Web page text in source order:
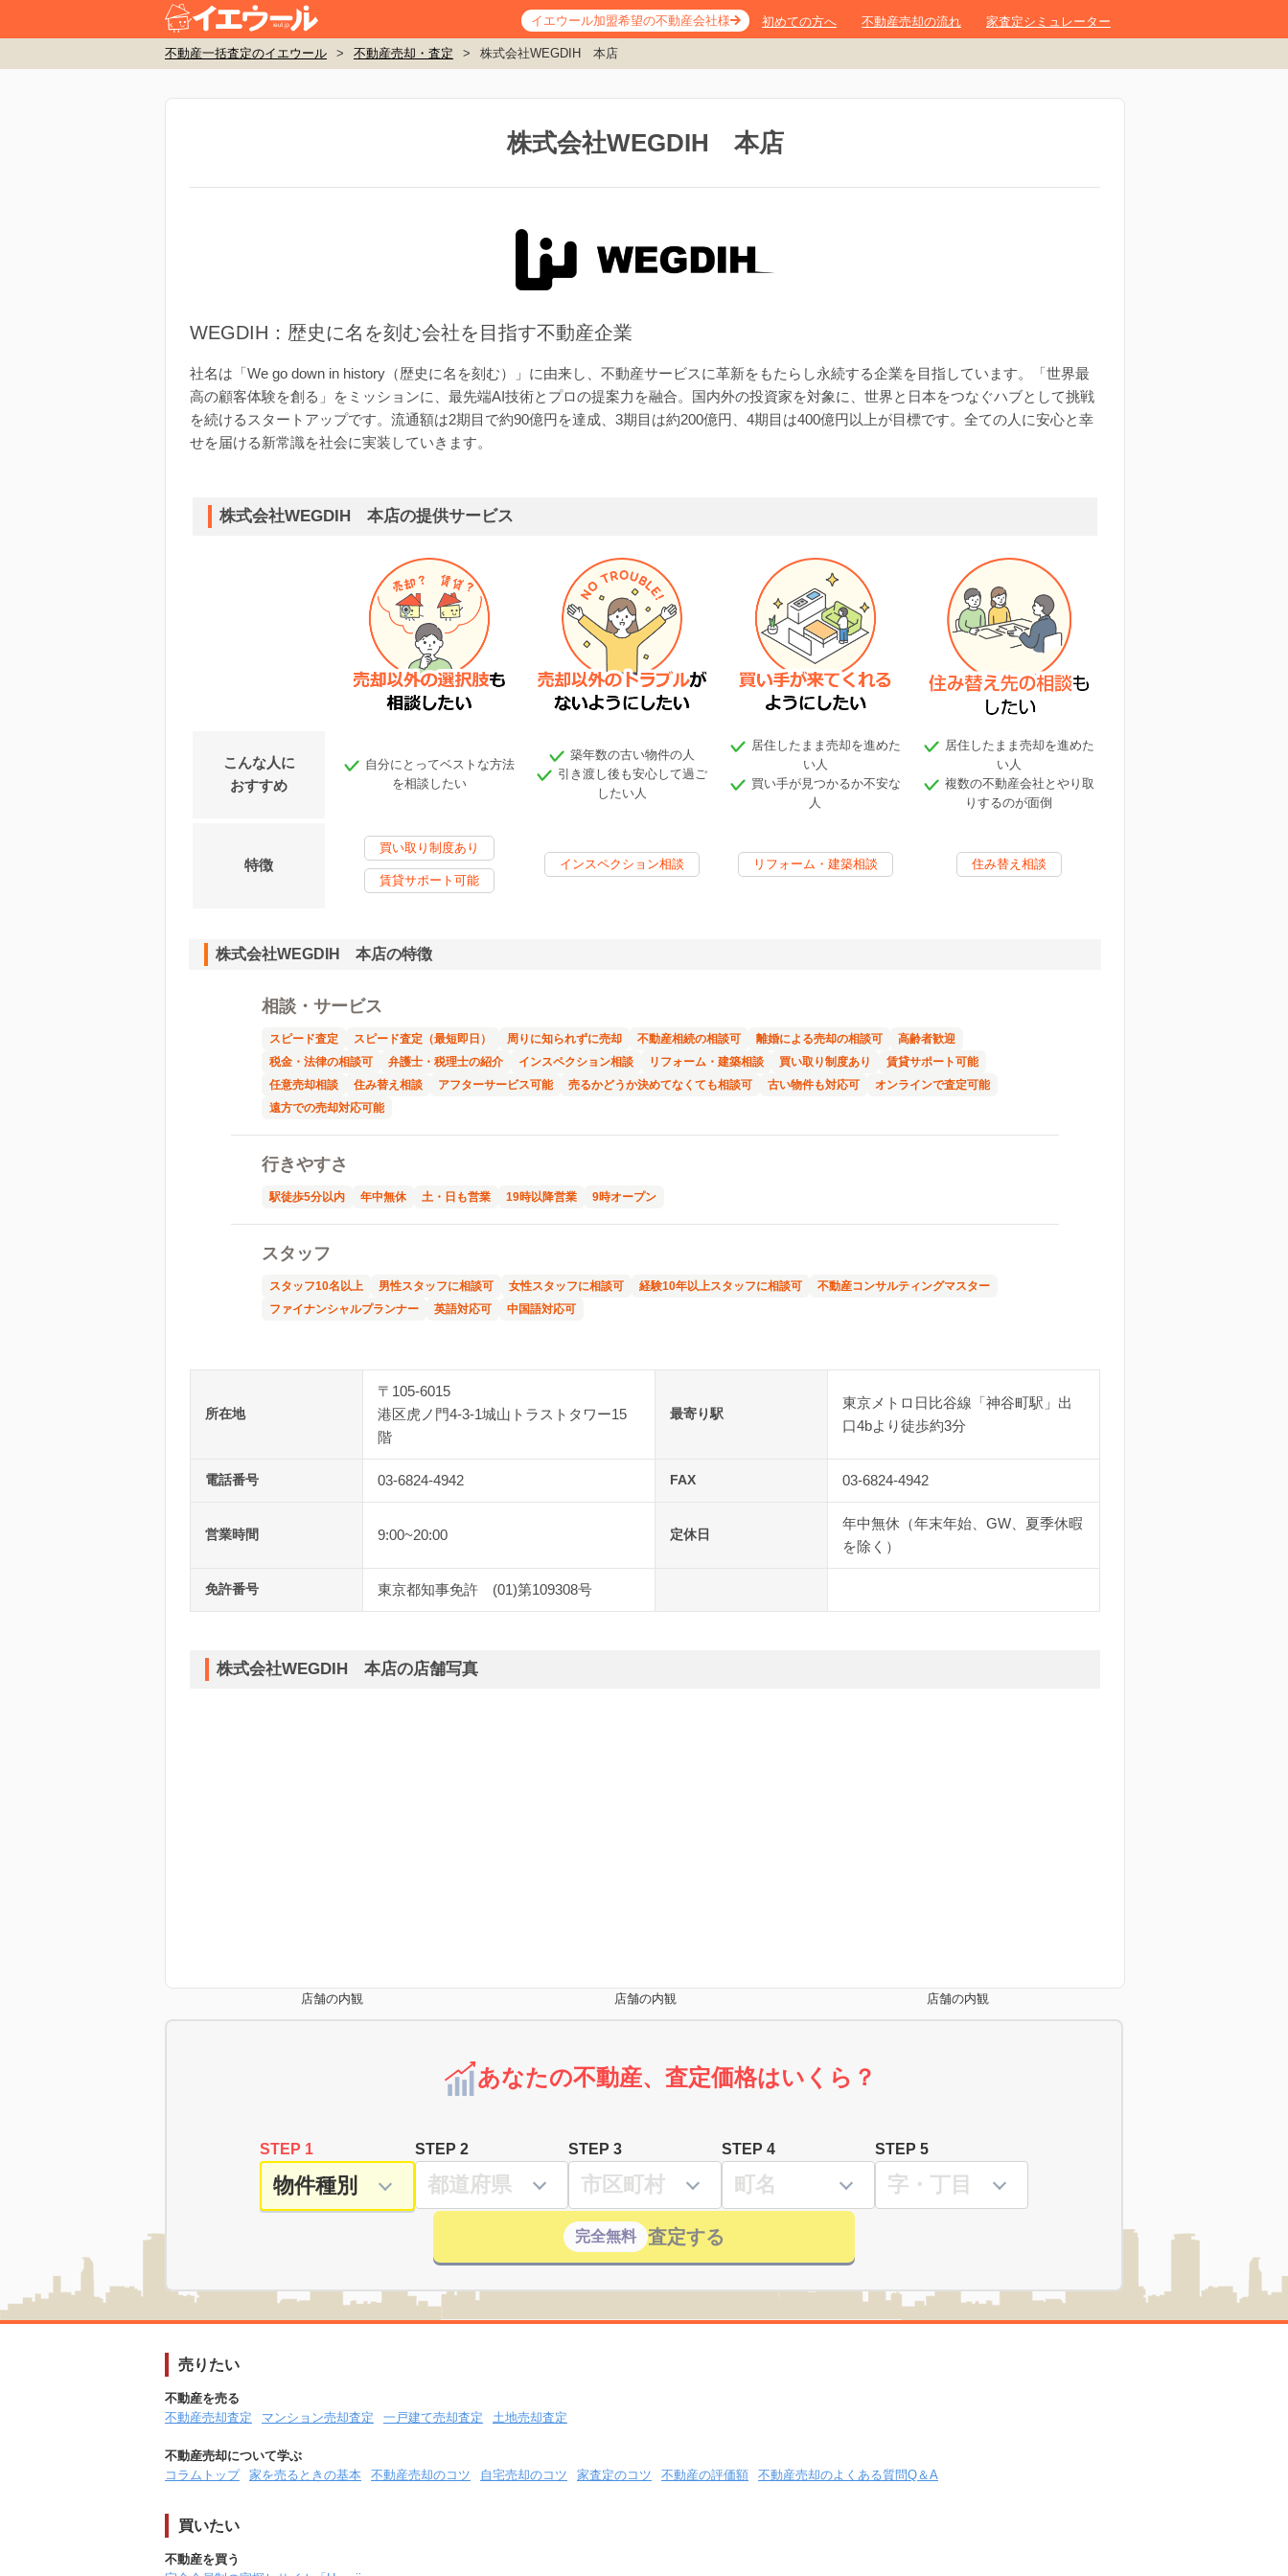
イエウール加盟希望の不動産会社様 初めての方へ 不動産売却の流れ 家査定シミュレーター
不動産一括査定のイエウール > 不動産売却・査定 > 株式会社WEGDIH 本店
株式会社WEGDIH 本店
WEGDIH：歴史に名を刻む会社を目指す不動産企業
社名は「We go down in history（歴史に名を刻む）」に由来し、不動産サービスに革新をもたらし永続する企業を目指しています。「世界最
高の顧客体験を創る」をミッションに、最先端AI技術とプロの提案力を融合。国内外の投資家を対象に、世界と日本をつなぐハブとして挑戦
を続けるスタートアップです。流通額は2期目で約90億円を達成、3期目は約200億円、4期目は400億円以上が目標です。全ての人に安心と幸
せを届ける新常識を社会に実装していきます。
株式会社WEGDIH 本店の提供サービス
こんな人に
おすすめ
自分にとってベストな方法
を相談したい
築年数の古い物件の人
引き渡し後も安心して過ご
したい人
居住したまま売却を進めた
い人
買い手が見つかるか不安な
人
居住したまま売却を進めた
い人
複数の不動産会社とやり取
りするのが面倒
特徴
買い取り制度あり
賃貸サポート可能
インスペクション相談 リフォーム・建築相談 住み替え相談
株式会社WEGDIH 本店の特徴
相談・サービス
スピード査定 スピード査定（最短即日） 周りに知られずに売却 不動産相続の相談可 離婚による売却の相談可
高齢者歓迎
税金・法律の相談可
弁護士・税理士の紹介 インスペクション相談 リフォーム・建築相談 買い取り制度あり
賃貸サポート可能
任意売却相談
住み替え相談 アフターサービス可能 売るかどうか決めてなくても相談可 古い物件も対応可
オンラインで査定可能
遠方での売却対応可能
行きやすさ
駅徒歩5分以内 年中無休 土・日も営業 19時以降営業 9時オープン
スタッフ
スタッフ10名以上 男性スタッフに相談可 女性スタッフに相談可 経験10年以上スタッフに相談可
不動産コンサルティングマスター
ファイナンシャルプランナー
英語対応可 中国語対応可
所在地
〒105-6015
港区虎ノ門4-3-1城山トラストタワー15
階
最寄り駅
東京メトロ日比谷線「神谷町駅」出
口4bより徒歩約3分
電話番号 03-6824-4942 FAX 03-6824-4942
営業時間 9:00~20:00 定休日
年中無休（年末年始、GW、夏季休暇
を除く）
免許番号 東京都知事免許 (01)第109308号
株式会社WEGDIH 本店の店舗写真
店舗の内観 店舗の内観 店舗の内観
あなたの不動産、査定価格はいくら？
STEP 1 STEP 2 STEP 3 STEP 4 STEP 5
完全無料 査定する
売りたい
不動産を売る
不動産売却査定
マンション売却査定 一戸建て売却査定 土地売却査定
不動産売却について学ぶ
コラムトップ
家を売るときの基本 不動産売却のコツ 自宅売却のコツ 家査定のコツ 不動産の評価額 不動産売却のよくある質問Q＆A
買いたい
不動産を買う